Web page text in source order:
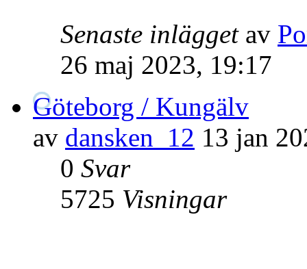
Senaste inlägget av
26 maj 2023, 19:17
Göteborg / Kungälv
av dansken_12 13 jan
0 Svar
5725 Visningar